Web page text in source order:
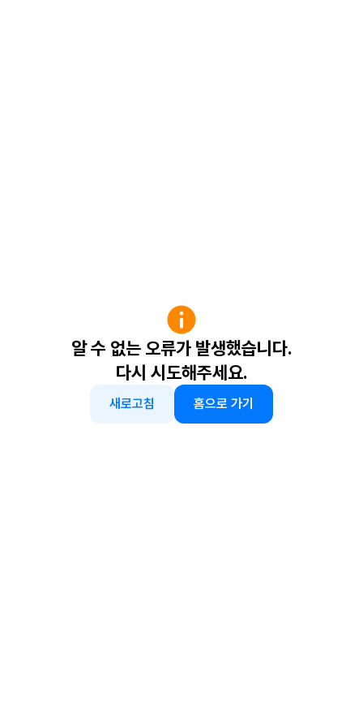
알 수 없는 오류가 발생했습니다.
다시 시도해주세요.
새로고침 홈으로 가기